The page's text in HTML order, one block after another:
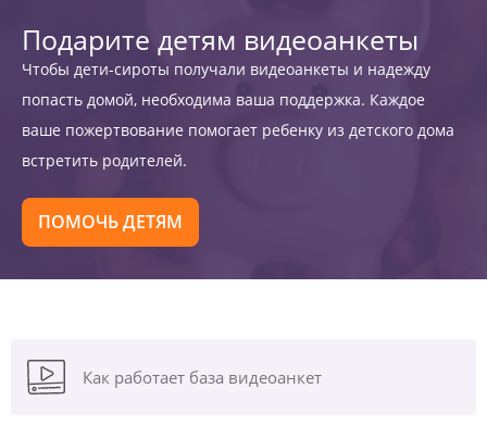
Подарите детям видеоанкеты
Чтобы дети-сироты получали видеоанкеты и надежду
попасть домой, необходима ваша поддержка. Каждое
ваше пожертвование помогает ребенку из детского дома
встретить родителей.
ПОМОЧЬ ДЕТЯМ
Как работает база видеоанкет